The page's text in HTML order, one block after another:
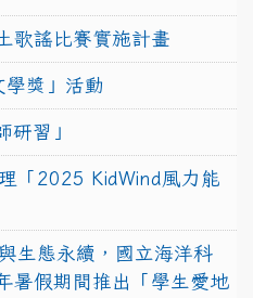
歌謠比賽實施計畫
獎」活動
研習」
「2025 KidWind風力能
生態永續，國立海洋科
暑假期間推出「學生愛地